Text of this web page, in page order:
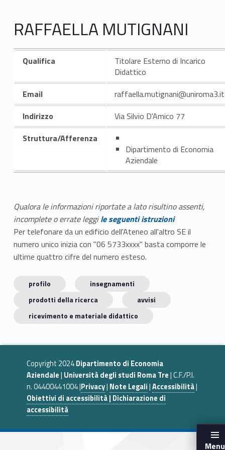
Menu
RAFFAELLA MUTIGNANI
Qualifica
Titolare Esterno di Incarico
Didattico
Email
raffaella.mutignani@uniroma3.it
Indirizzo
Via Silvio D'Amico 77
Struttura/Afferenza
Dipartimento di Economia
Aziendale
Qualora le informazioni riportate a lato risultino assenti,
incomplete o errate leggile seguenti istruzioni
Per telefonare da un edificio dell'Ateneo all'altro SE il
numero unico inizia con "06 5733xxxx" basta comporre le
ultime quattro cifre del numero esteso.
profilo
insegnamenti
prodotti della ricerca
avvisi
ricevimento e materiale didattico
Copyright 2024Dipartimento di Economia
Aziendale| Università degli studi Roma Tre| C.F./P.I.
n. 04400441004 |Privacy| Note Legali|Accessibilità|
Obiettivi di accessibilità | Dichiarazione di
accessibilità